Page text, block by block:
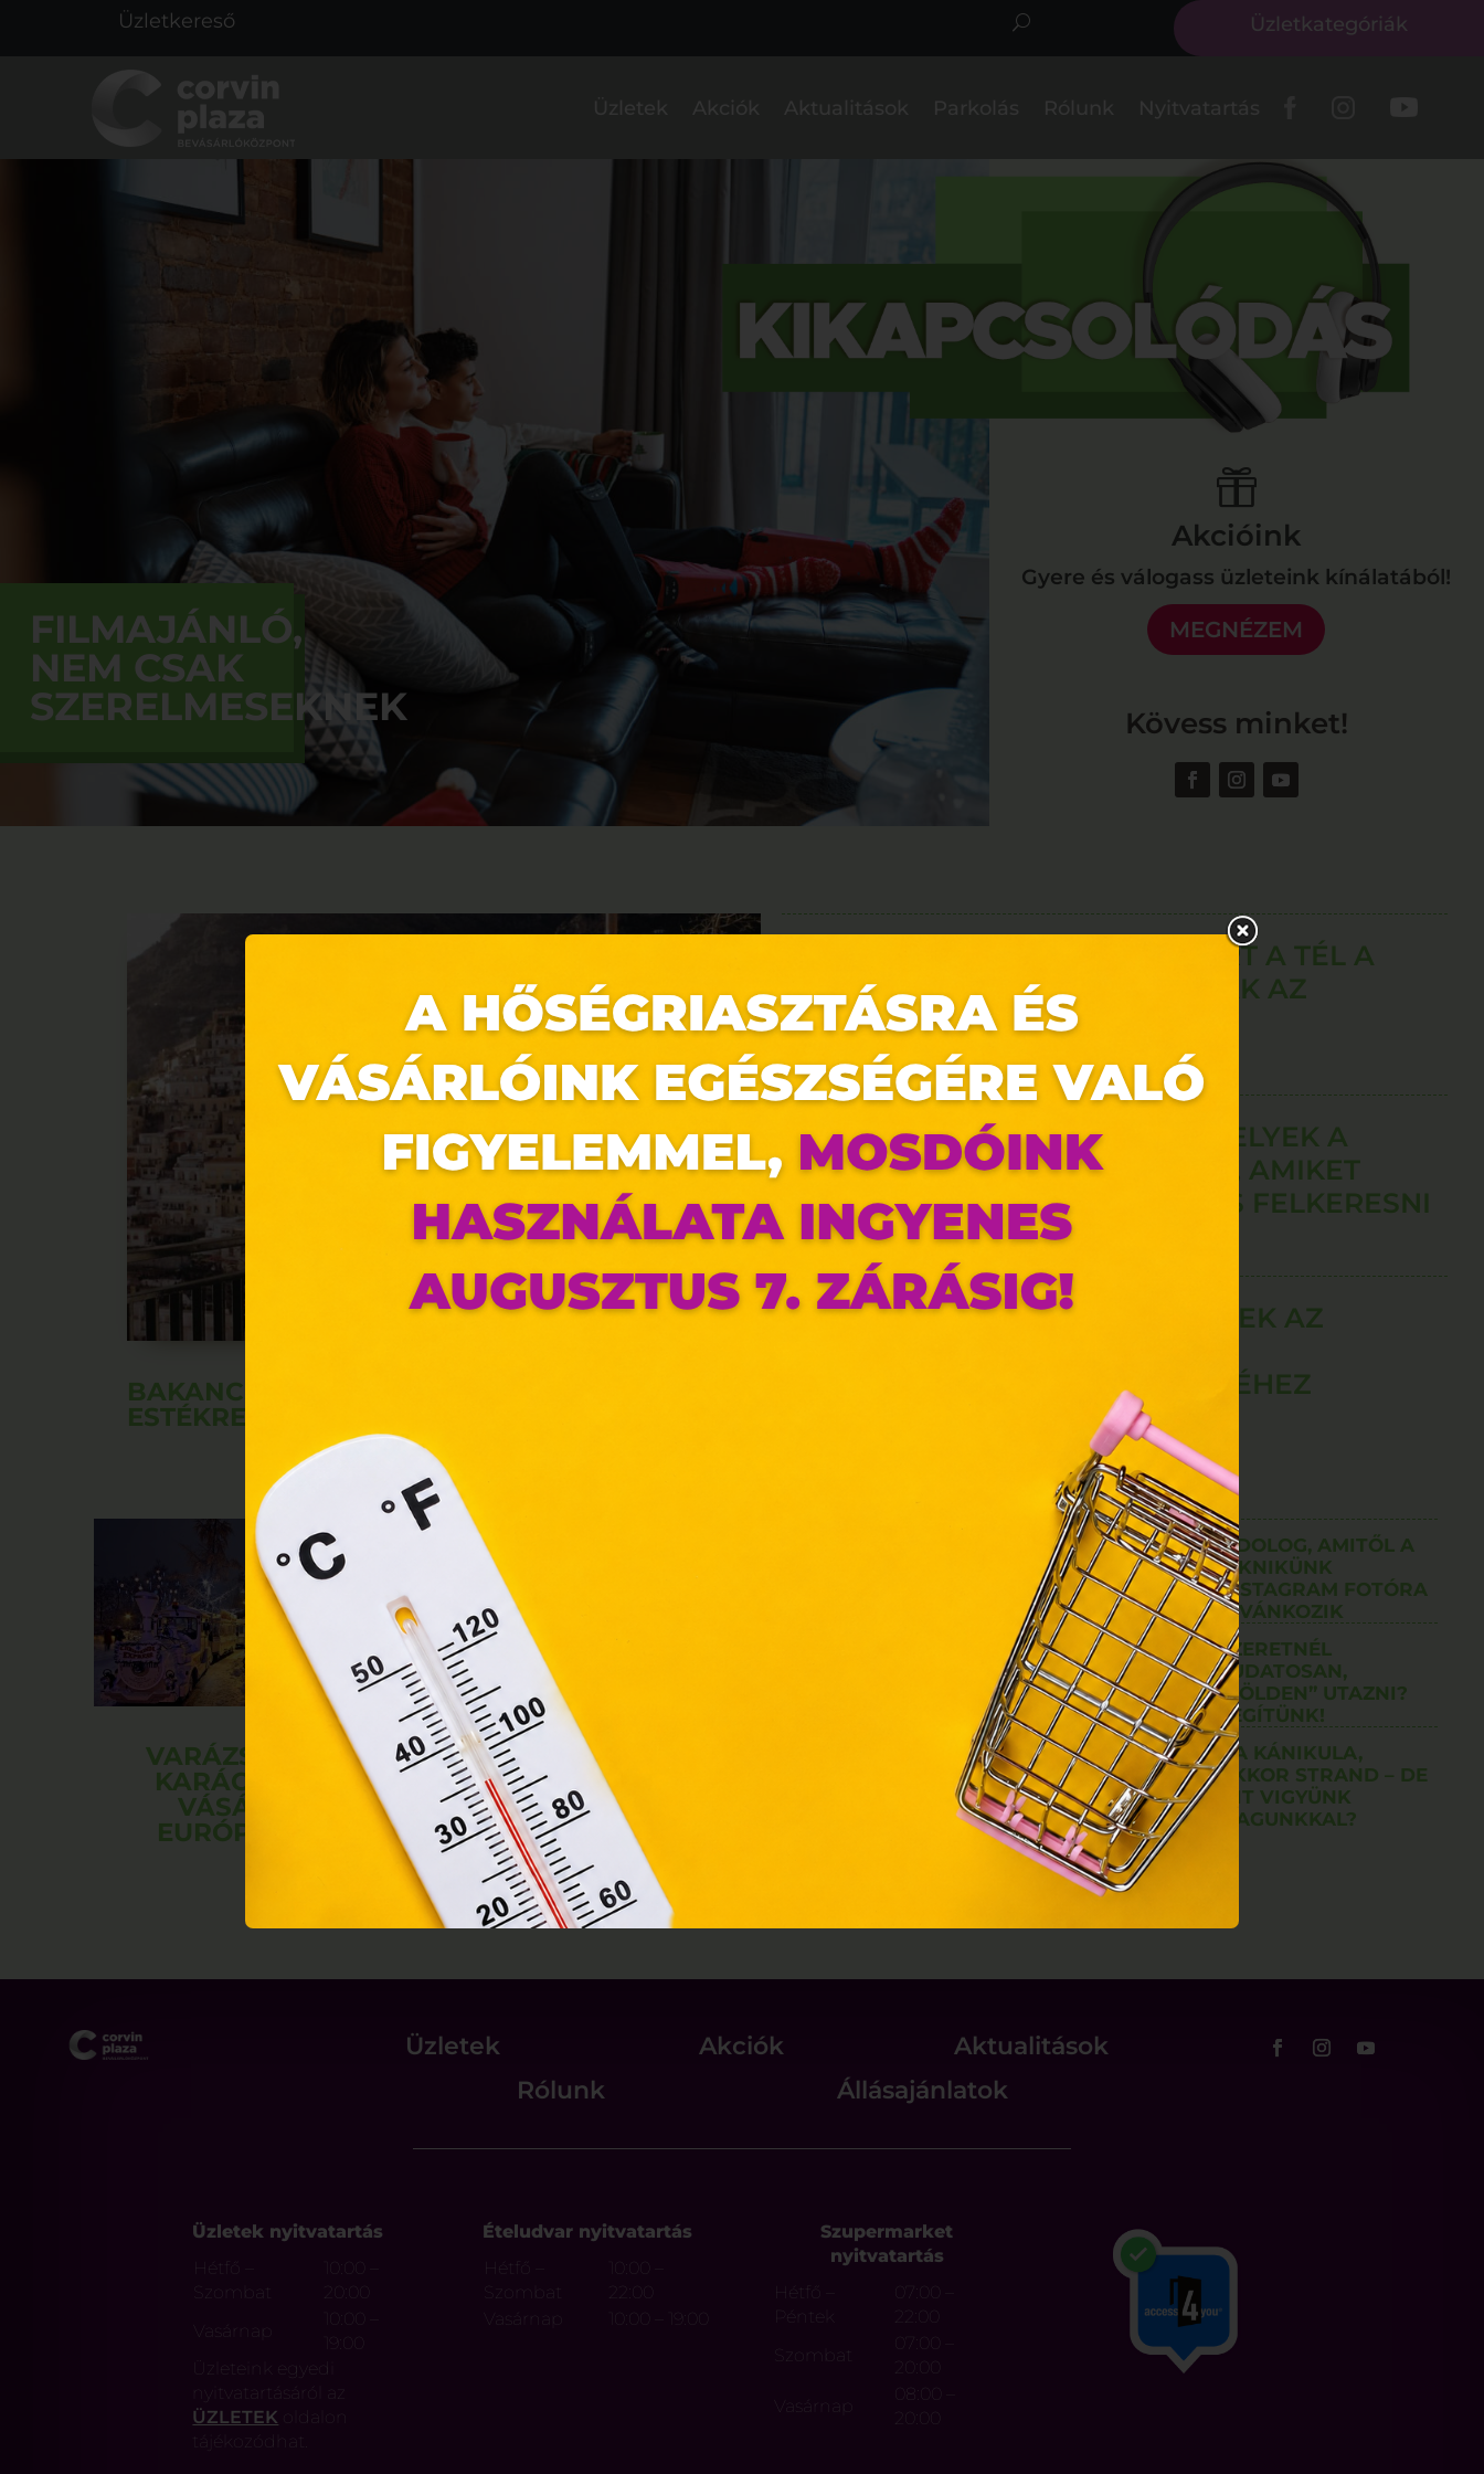
Üzletkategóriák
FILMAJÁNLÓ,
NEM CSAK
SZERELMESEKNEK

Akcióink
Gyere és válogass üzleteink kínálatából!
MEGNÉZEM
Kövess minket!
BAKANCSLISTÁS FILMEK HIDEG, BEKUCKÓZÓS
ESTÉKRE
NÉGY OK, AMIÉRT A TÉL A
LEGJOBB ÉVSZAK AZ
UTAZÁSHOZ
CSODÁLATOS HELYEK A
NAGYVILÁGBAN, AMIKET
TÉLEN ÉRDEMES FELKERESNI
A LEGJOBB TIPPEK AZ
MEGKÖNNYÍTÉSÉHEZ
VARÁZSLATOS
KARÁCSONYI
VÁSÁROK
EURÓPÁBAN
CSODAORSZÁGGÁ?
ŐSZI DEKORÁCIÓS
TIPPEK, AMIKTŐL
BARÁTSÁGOS LESZ
AZ OTTHON
6 OK, AMIÉRT NEKED
IS SZÜKSÉGED VAN
EGY SZUPER
LAPTOPRA
AZ OLVASÁS 7
ELŐNYE: MIÉRT
ÉRDEMES MINDEN
NAP OLVASNI?
7 DOLOG, AMITŐL A
PIKNIKÜNK
INSTAGRAM FOTÓRA
KÍVÁNKOZIK
SZERETNÉL
TUDATOSAN,
,,ZÖLDEN” UTAZNI?
SEGÍTÜNK!
HA KÁNIKULA,
AKKOR STRAND – DE
MIT VIGYÜNK
MAGUNKKAL?
Üzletek Akciók
Aktualitások
Rólunk
Állásajánlatok
Üzletek nyitvatartás
Hétfő –
Szombat
20:00
Vasárnap
Üzleteink egyedi
nyitvatartásáról az
ÜZLETEK oldalon
tájékozódhat.
Ételudvar nyitvatartás
Hétfő –
Szombat
22:00
Vasárnap
Szupermarket
nyitvatartás
Hétfő –
Péntek
22:00
Szombat
20:00
Vasárnap
08:00 –
20:00
Ez az oldal sütiket használ
Weboldalunkon „cookie"-kat (továbbiakban „süti") alkalmazunk.
Ezek olyan fájlok, melyek információt tárolnak webes
országain belül működnek, a „sütik" használatához, és ezeknek a
felhasználó számítógépén vagy egyéb eszközén történő tárolásához
a felhasználók hozzájárulását kell kérniük.